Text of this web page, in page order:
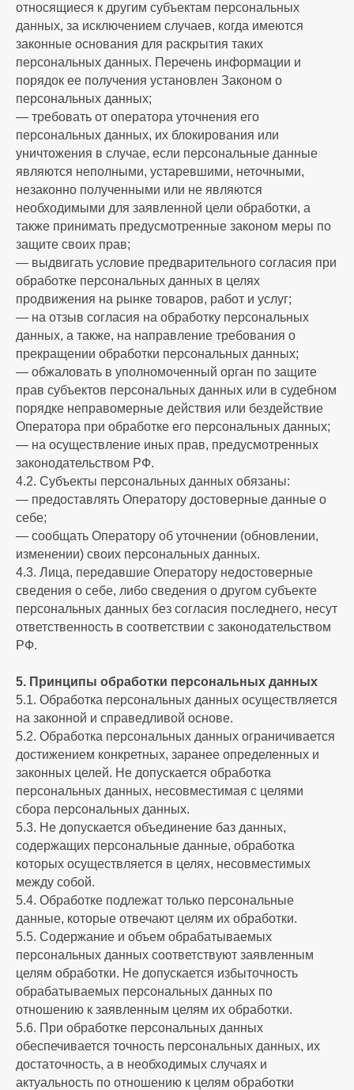
относящиеся к другим субъектам персональных
данных, за исключением случаев, когда имеются
законные основания для раскрытия таких
персональных данных. Перечень информации и
порядок ее получения установлен Законом о
персональных данных;
— требовать от оператора уточнения его
персональных данных, их блокирования или
уничтожения в случае, если персональные данные
являются неполными, устаревшими, неточными,
незаконно полученными или не являются
необходимыми для заявленной цели обработки, а
также принимать предусмотренные законом меры по
защите своих прав;
— выдвигать условие предварительного согласия при
обработке персональных данных в целях
продвижения на рынке товаров, работ и услуг;
— на отзыв согласия на обработку персональных
данных, а также, на направление требования о
прекращении обработки персональных данных;
— обжаловать в уполномоченный орган по защите
прав субъектов персональных данных или в судебном
порядке неправомерные действия или бездействие
Оператора при обработке его персональных данных;
— на осуществление иных прав, предусмотренных
законодательством РФ.
4.2. Субъекты персональных данных обязаны:
— предоставлять Оператору достоверные данные о
себе;
— сообщать Оператору об уточнении (обновлении,
изменении) своих персональных данных.
4.3. Лица, передавшие Оператору недостоверные
сведения о себе, либо сведения о другом субъекте
персональных данных без согласия последнего, несут
ответственность в соответствии с законодательством
РФ.
5. Принципы обработки персональных данных
5.1. Обработка персональных данных осуществляется
на законной и справедливой основе.
5.2. Обработка персональных данных ограничивается
достижением конкретных, заранее определенных и
законных целей. Не допускается обработка
персональных данных, несовместимая с целями
сбора персональных данных.
5.3. Не допускается объединение баз данных,
содержащих персональные данные, обработка
которых осуществляется в целях, несовместимых
между собой.
5.4. Обработке подлежат только персональные
данные, которые отвечают целям их обработки.
5.5. Содержание и объем обрабатываемых
персональных данных соответствуют заявленным
целям обработки. Не допускается избыточность
обрабатываемых персональных данных по
отношению к заявленным целям их обработки.
5.6. При обработке персональных данных
обеспечивается точность персональных данных, их
достаточность, а в необходимых случаях и
актуальность по отношению к целям обработки